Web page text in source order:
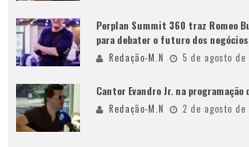
Perplan Summit 360 traz Romeo
para debater o futuro dos negócios
Redação-M.N 5 de agosto de
Cantor Evandro Jr. na programação
Redação-M.N 2 de agosto de